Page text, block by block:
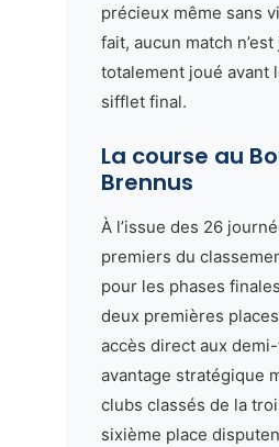
précieux même sans
fait, aucun match n’est
totalement joué avant
sifflet final.
La course au
Brennus
À l’issue des 26
premiers du
pour les phases
deux premières
accès direct aux
avantage stratégique
clubs classés de la
sixième place